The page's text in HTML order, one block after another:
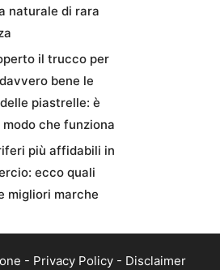
naturale di rara
il trucco per
bene le
piastrelle: è
modo che funziona
più affidabili in
ecco quali
migliori marche
- Privacy Policy - Disclaimer